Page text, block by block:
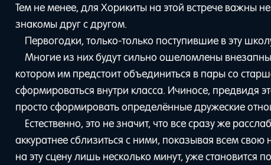
Тем не менее, для Хорикиты на этой встрече важны
знакомы друг с другом.
Первогодки, только-только поступившие в эту
Многие из них будут сильно ошеломлены
котором им предстоит объединиться в пары со
сформироваться внутри класса. Ичиносе, предвидя
просто сформировать определённые дружеские
Естественно, это не значит, что все сразу же
аккуратнее сблизиться с ними, показывая всем
на эту сцену лишь несколько минут, уже становится